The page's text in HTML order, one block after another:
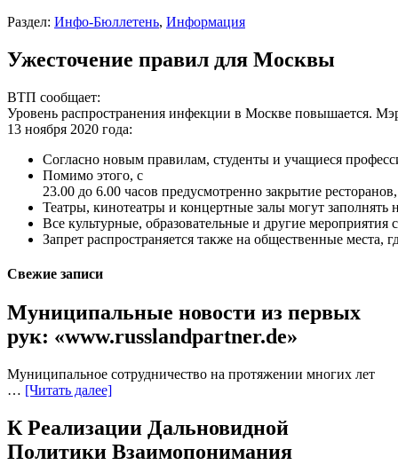
Раздел: Инфо-Бюллетень, Информация
Ужесточение правил для Москвы
ВТП сообщает:
Уровень распространения инфекции в Москве повышается.
13 ноября 2020 года:
Согласно новым правилам, студенты и учащиеся
Помимо этого, с
23.00 до 6.00 часов предусмотренно закрытие ресторанов
Театры, кинотеатры и концертные залы могут заполнять
Все культурные, образовательные и другие мероприятия
Запрет распространяется также на общественные места,
Свежие записи
Муниципальные новости из первых
рук: «www.russlandpartner.de»
Муниципальное сотрудничество на протяжении многих лет
… [Читать далее]
К Реализации Дальновидной
Политики Взаимопонимания